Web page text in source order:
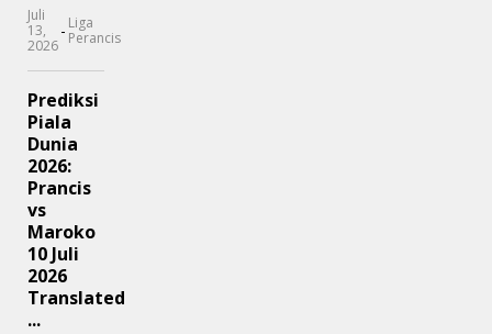
Juli
13,
2026
- Liga
Perancis
Prediksi
Piala
Dunia
2026:
Prancis
vs
Maroko
10 Juli
2026
Translated
...